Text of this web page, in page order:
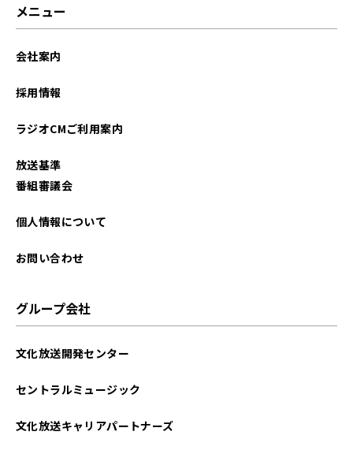
2025年09月
2025年06月
メニュー
会社案内
採用情報
ラジオCMご利用案内
放送基準
番組審議会
個人情報について
お問い合わせ
グループ会社
文化放送開発センター
セントラルミュージック
文化放送キャリアパートナーズ